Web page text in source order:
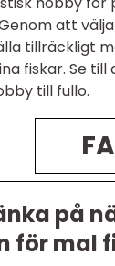
att
tillräckligt
fiskar. Se
till fullo.
på
för mal